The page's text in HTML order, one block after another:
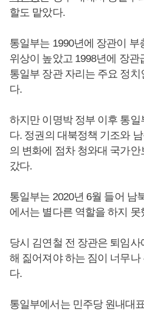
할도 맡았다.
통일부는 1990년에 장관이
위상이 높았고 1998년에 장
통일부 장관 자리는 주요 정
다.
하지만 이명박 정부 이후 통
다. 정권의 대북정책 기조와
의 변화에 점차 청와대 국가
갔다.
통일부는 2020년 6월 들어 남
에서는 별다른 역할을 하지
당시 김연철 전 장관은 퇴임사
해 짊어져야 하는 짐이 너무나
다.
통일부에서는 민주당 원내대